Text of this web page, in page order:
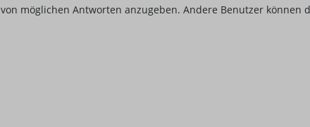
möglichen Antworten anzugeben. Andere Benutzer